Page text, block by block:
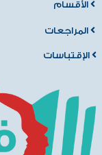
الأقسام
المراجعات
الإقتباسات